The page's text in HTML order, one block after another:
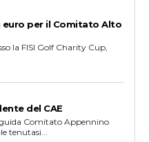
euro per il Comitato Alto
la FISI Golf Charity Cup,
del CAE
Comitato Appennino
tenutasi...